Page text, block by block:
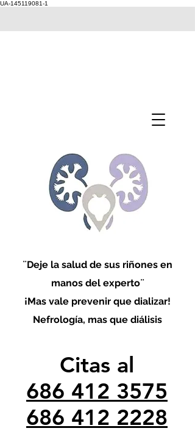
UA-145119081-1
¨Deje la salud de sus riñones en
manos del experto¨
¡Mas vale prevenir que dializar!
Nefrología, mas que diálisis
Citas al
686 412 3575
686 412 2228